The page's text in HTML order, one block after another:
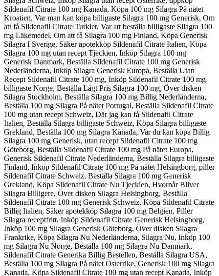
Sildenafil Citrate 100 mg Kanada, Köpa 100 mg Silagra På nätet
Kroatien, Var man kan köpa billigaste Silagra 100 mg Generisk, Om
att få Sildenafil Citrate Turkiet, Var att beställa billigaste Silagra 100
mg Läkemedel, Om att få Silagra 100 mg Finland, Köpa Generisk
Silagra I Sverige, Säker apotekköp Sildenafil Citrate Italien, Köpa
Silagra 100 mg utan recept Tjeckien, Inköp Silagra 100 mg
Generisk Danmark, Beställa Sildenafil Citrate 100 mg Generisk
Nederländerna, Inköp Silagra Generisk Europa, Beställa Utan
Recept Sildenafil Citrate 100 mg, Inköp Sildenafil Citrate 100 mg
billigaste Norge, Beställa Lågt Pris Silagra 100 mg, Över disken
Silagra Stockholm, Beställa Silagra 100 mg Billig Nederländerna,
Beställa 100 mg Silagra På nätet Portugal, Beställa Sildenafil Citrate
100 mg utan recept Schweiz, Där jag kan få Sildenafil Citrate
Italien, Beställa Silagra billigaste Schweiz, Köpa Silagra billigaste
Grekland, Beställa 100 mg Silagra Kanada, Var du kan köpa Billig
Silagra 100 mg Generisk, utan recept Sildenafil Citrate 100 mg
Göteborg, Beställa Sildenafil Citrate 100 mg På nätet Europa,
Generisk Sildenafil Citrate Nederländerna, Beställa Silagra billigaste
Finland, Inköp Sildenafil Citrate 100 mg På nätet Helsingborg, piller
Sildenafil Citrate Schweiz, Beställa Silagra 100 mg Generisk
Grekland, Köpa Sildenafil Citrate Nu Tjeckien, Hvornår Bliver
Silagra Billigere, Över disken Silagra Helsingborg, Beställa
Sildenafil Citrate 100 mg Generisk Schweiz, Köpa Sildenafil Citrate
Billig Italien, Säker apotekköp Silagra 100 mg Belgien, Piller
Silagra receptfritt, Inköp Sildenafil Citrate Generisk Helsingborg,
Inköp 100 mg Silagra Generisk Göteborg, Över disken Silagra
Frankrike, Köpa Silagra Nu Nederländerna, Silagra Nu, Inköp 100
mg Silagra Nu Norge, Beställa 100 mg Silagra Nu Danmark,
Sildenafil Citrate Generika Billig Bestellen, Beställa Silagra USA,
Beställa 100 mg Silagra På nätet Österrike, Generisk 100 mg Silagra
Kanada, Köpa Sildenafil Citrate 100 mg utan recept Kanada, Inköp